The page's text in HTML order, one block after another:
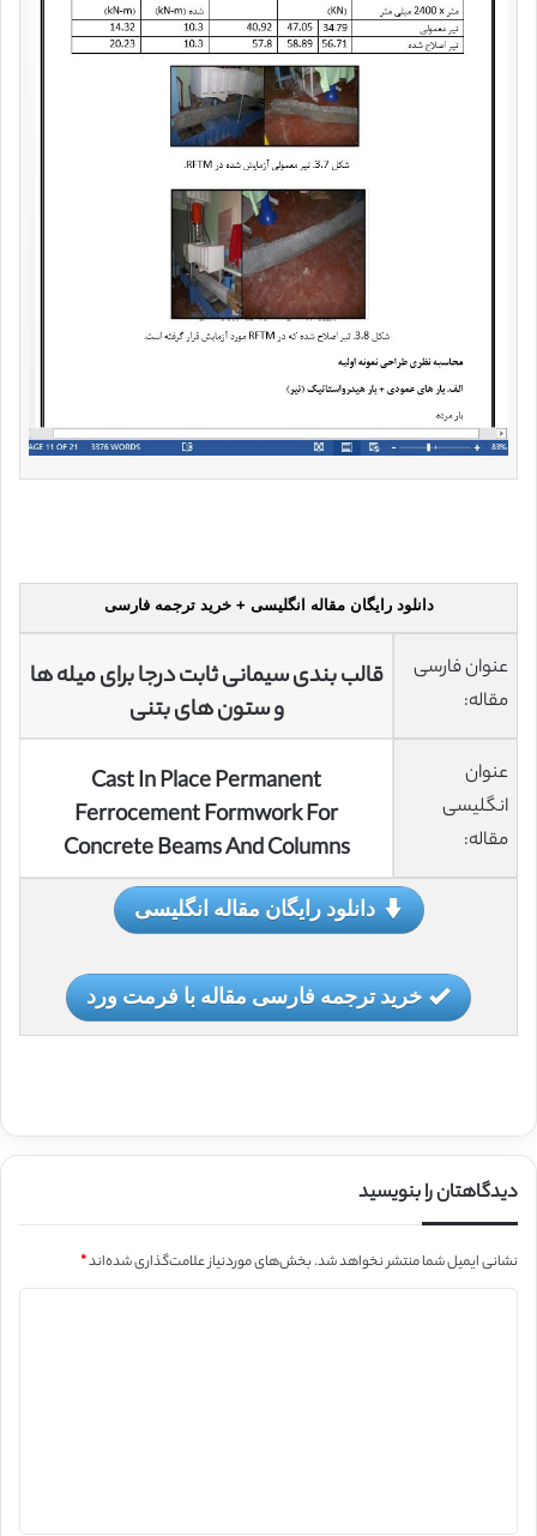
دانلود رایگان مقاله انگلیسی + خرید ترجمه فارسی
عنوان فارسی
مقاله:
قالب بندی سیمانی ثابت درجا برای میله ها
و ستون های بتنی
عنوان
انگلیسی
مقاله:
Cast In Place Permanent
Ferrocement Formwork For
Concrete Beams And Columns
دانلود رایگان مقاله انگلیسی
خرید ترجمه فارسی مقاله با فرمت ورد
دیدگاهتان را بنویسید
نشانی ایمیل شما منتشر نخواهد شد.بخش‌های موردنیاز علامت‌گذاری شده‌اند*